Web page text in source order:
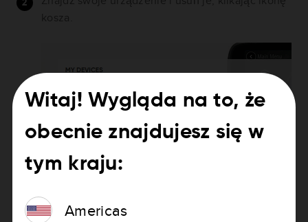
Witaj! Wygląda na to, że
obecnie znajdujesz się w
tym kraju:
Americas